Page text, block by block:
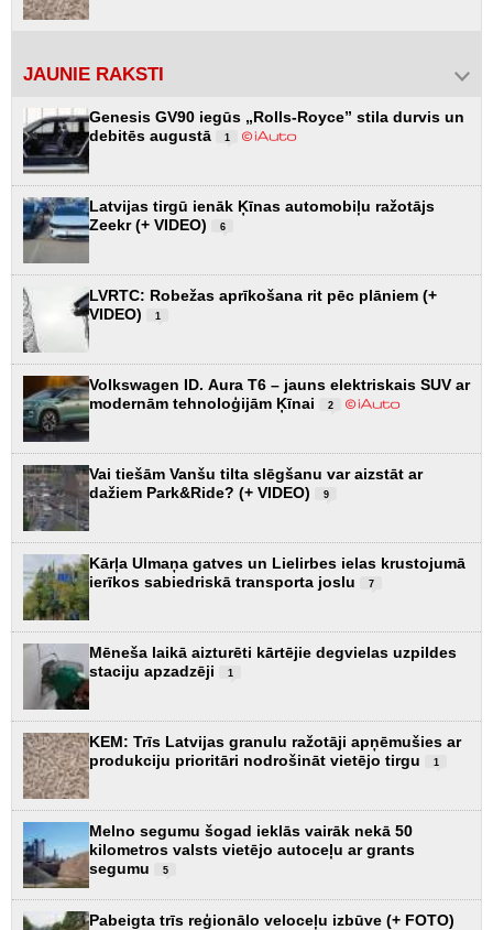
JAUNIE RAKSTI
Genesis GV90 iegūs „Rolls-Royce” stila durvis un
debitēs augustā
1
Latvijas tirgū ienāk Ķīnas automobiļu ražotājs
Zeekr (+ VIDEO)
6
LVRTC: Robežas aprīkošana rit pēc plāniem (+
VIDEO)
1
Volkswagen ID. Aura T6 – jauns elektriskais SUV ar
modernām tehnoloģijām Ķīnai
2
Vai tiešām Vanšu tilta slēgšanu var aizstāt ar
dažiem Park&Ride? (+ VIDEO)
9
Kārļa Ulmaņa gatves un Lielirbes ielas krustojumā
ierīkos sabiedriskā transporta joslu
7
Mēneša laikā aizturēti kārtējie degvielas uzpildes
staciju apzadzēji
1
KEM: Trīs Latvijas granulu ražotāji apņēmušies ar
produkciju prioritāri nodrošināt vietējo tirgu
1
Melno segumu šogad ieklās vairāk nekā 50
kilometros valsts vietējo autoceļu ar grants
segumu
5
Pabeigta trīs reģionālo veloceļu izbūve (+ FOTO)